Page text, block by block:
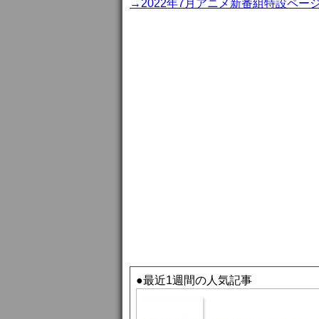
→2022年7月アニメ新番組特設ペー
●最近1週間の人気記事